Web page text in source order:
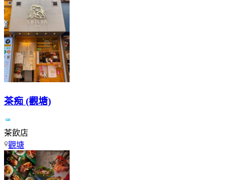
茶痴 (觀塘)
茶飲店
觀塘